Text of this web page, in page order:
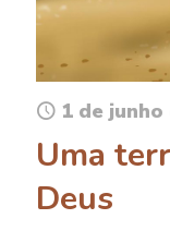
1 de junho
Uma
Deus